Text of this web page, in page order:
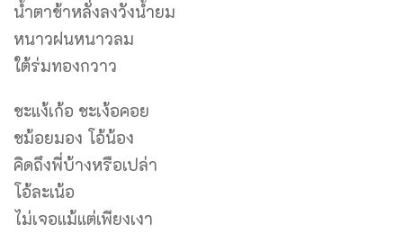
น้ำตาข้าหลั่งลงวังน้ำยม
หนาวฝนหนาวลม
ใต้ร่มทองกวาว
ชะแง้เก้อ ชะเง้อคอย
ชม้อยมอง โอ้น้อง
คิดถึงพี่บ้างหรือเปล่า
โอ้ละเน้อ
ไม่เจอแม้แต่เพียงเงา